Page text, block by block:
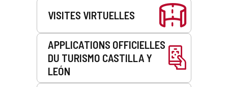
VISITES VIRTUELLES
APPLICATIONS OFFICIELLES
DU TURISMO CASTILLA Y
LEÓN